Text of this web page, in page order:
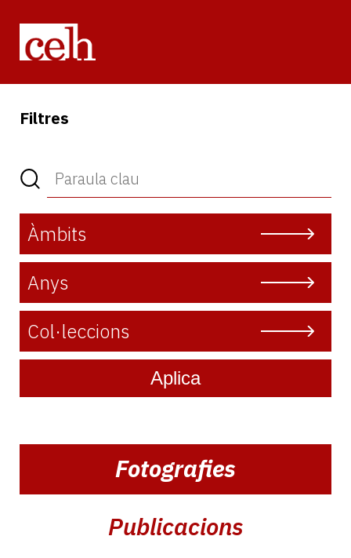
contingut
nivell
Fotografies
Publicacions
Filtres
Àmbits
Anys
Col·leccions